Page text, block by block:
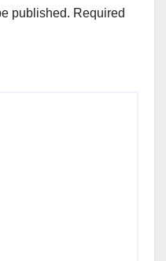
published. Required